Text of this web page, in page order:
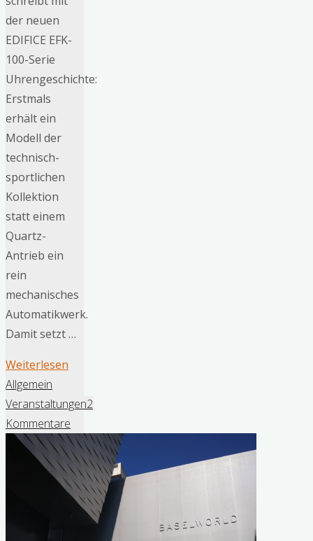
der neuen
EDIFICE EFK-
100-Serie
Uhrengeschichte:
Erstmals
erhält ein
Modell der
technisch-
sportlichen
Kollektion
statt einem
Quartz-
Antrieb ein
rein
mechanisches
Automatikwerk.
Damit setzt …
Weiterlesen
bei
EDIFICE:
Casio
präsentiert
die
EFK-
100"
Allgemein
Veranstaltungen2
Kommentare